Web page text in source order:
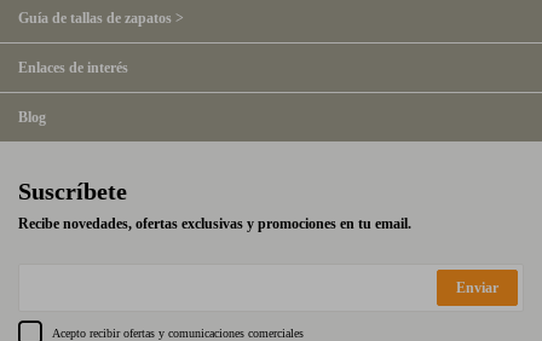
Guía de tallas de zapatos >
Enlaces de interés
Blog
Suscríbete
Recibe novedades, ofertas exclusivas y promociones en tu email.
Enviar
Acepto recibir ofertas y comunicaciones comerciales